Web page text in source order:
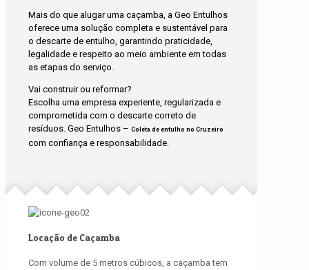
Mais do que alugar uma caçamba, a Geo Entulhos
oferece uma solução completa e sustentável para
o descarte de entulho, garantindo praticidade,
legalidade e respeito ao meio ambiente em todas
as etapas do serviço.
Vai construir ou reformar?
Escolha uma empresa experiente, regularizada e
comprometida com o descarte correto de
resíduos. Geo Entulhos – Coleta de entulho no Cruzeiro
com confiança e responsabilidade.
Locação de Caçamba
Com volume de 5 metros cúbicos, a caçamba tem